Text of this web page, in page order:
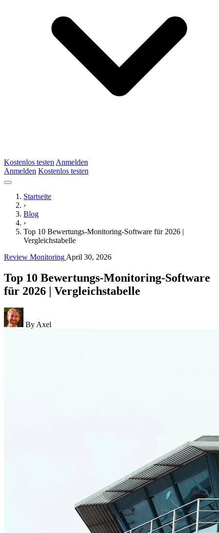
Kostenlos testen Anmelden
Anmelden Kostenlos testen
Startseite
›
Blog
›
Top 10 Bewertungs-Monitoring-Software für 2026 |
Vergleichstabelle
Review Monitoring April 30, 2026
Top 10 Bewertungs-Monitoring-Software
für 2026 | Vergleichstabelle
By Axel